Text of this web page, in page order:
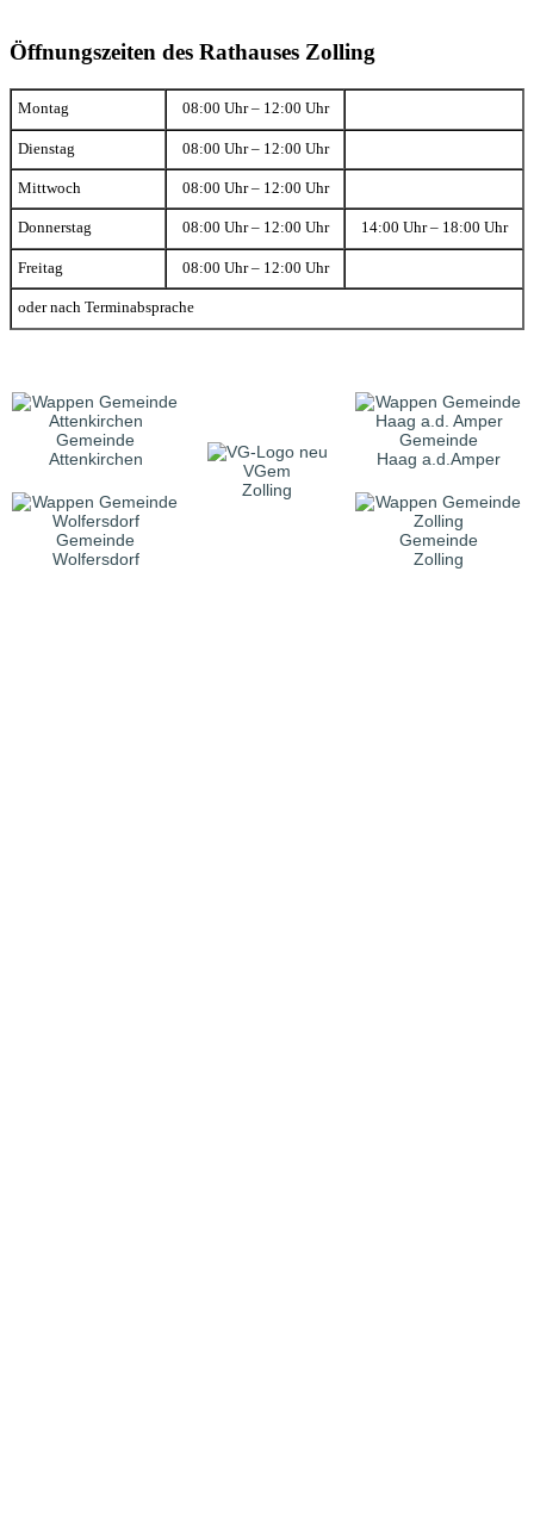
Öffnungszeiten des Rathauses Zolling
Montag 08:00 Uhr – 12:00 Uhr
Dienstag 08:00 Uhr – 12:00 Uhr
Mittwoch 08:00 Uhr – 12:00 Uhr
Donnerstag 08:00 Uhr – 12:00 Uhr 14:00 Uhr – 18:00 Uhr
Freitag 08:00 Uhr – 12:00 Uhr
oder nach Terminabsprache
Gemeinde
Attenkirchen
VGem
Zolling
Gemeinde
Haag a.d.Amper
Gemeinde
Wolfersdorf
Gemeinde
Zolling